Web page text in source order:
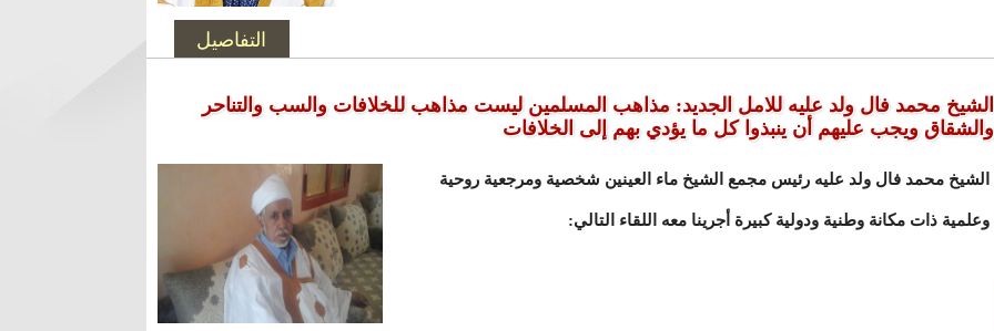
التفاصيل
الشيخ محمد فال ولد عليه للامل الجديد: مذاهب المسلمين ليست مذاهب للخلافات والسب والتناحر
والشقاق ويجب عليهم أن ينبذوا كل ما يؤدي بهم إلى الخلافات
الشيخ محمد فال ولد عليه رئيس مجمع الشيخ ماء العينين شخصية ومرجعية روحية
وعلمية ذات مكانة وطنية ودولية كبيرة أجرينا معه اللقاء التالي: